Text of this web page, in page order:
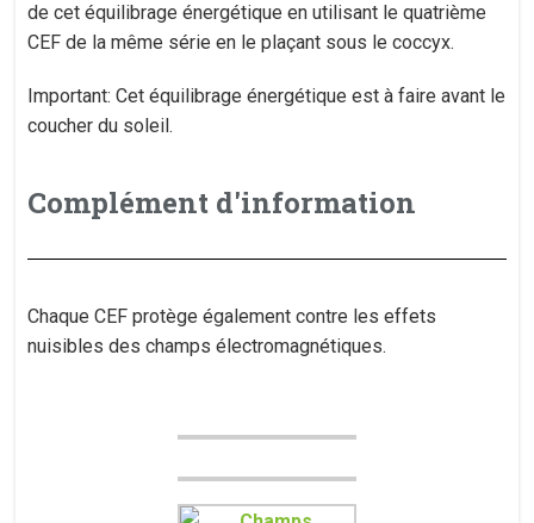
de cet équilibrage énergétique en utilisant le quatrième
CEF de la même série en le plaçant sous le coccyx.
Important: Cet équilibrage énergétique est à faire avant le
coucher du soleil.
Complément d'information
Chaque CEF protège également contre les effets
nuisibles des champs électromagnétiques.